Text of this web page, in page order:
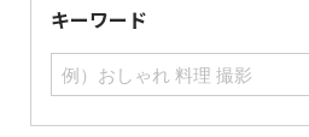
キーワード